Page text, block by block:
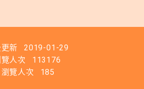
新
2019-01-29
人次
113176
覽人次
185